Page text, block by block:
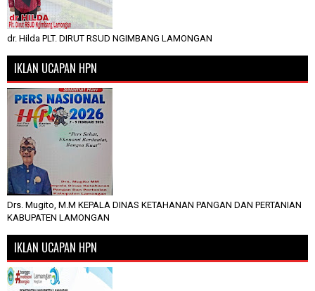
dr. Hilda PLT. DIRUT RSUD NGIMBANG LAMONGAN
IKLAN UCAPAN HPN
Drs. Mugito, M.M KEPALA DINAS KETAHANAN PANGAN DAN PERTANIAN
KABUPATEN LAMONGAN
IKLAN UCAPAN HPN